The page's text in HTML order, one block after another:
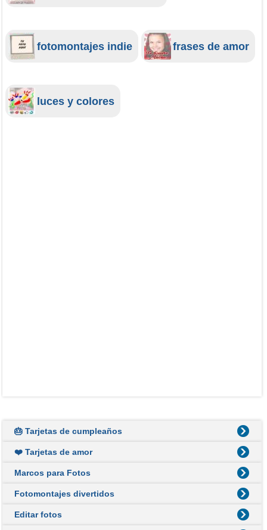
fotomontajes indie frases de amor
luces y colores
🎂 Tarjetas de cumpleaños
❤️ Tarjetas de amor
Marcos para Fotos
Fotomontajes divertidos
Editar fotos